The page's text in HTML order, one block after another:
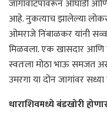
जागावाटपावरून आघाडी
आहे. नुकत्याच झालेल्या
ओमराजे निंबाळकर यांनी
मिळवला. एक खासदार
स्वतःला मोठा भाऊ समजत
उमरगा या दोन जागांवर
धाराशिवमध्ये बंडखोरी